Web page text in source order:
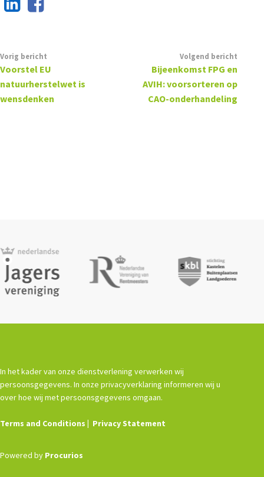
Vorig bericht
Voorstel EU
natuurherstelwet is
wensdenken
Volgend bericht
Bijeenkomst FPG en
AVIH: voorsorteren op
CAO-onderhandeling
In het kader van onze dienstverlening verwerken wij
persoonsgegevens. In onze privacyverklaring informeren wij u
over hoe wij met persoonsgegevens omgaan.
Terms and Conditions Privacy Statement
Powered by Procurios